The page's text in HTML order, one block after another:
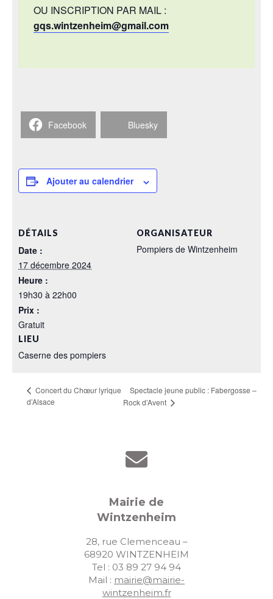
OU INSCRIPTION PAR MAIL :
gqs.wintzenheim@gmail.com
Facebook Bluesky
Ajouter au calendrier
DÉTAILS
Date :
17 décembre 2024
Heure :
19h30 à 22h00
Prix :
Gratuit
LIEU
Caserne des pompiers
ORGANISATEUR
Pompiers de Wintzenheim
Concert du Chœur lyrique
d’Alsace
Spectacle jeune public : Fabergosse –
Rock d’Avent
Mairie de
Wintzenheim
28, rue Clemenceau –
68920 WINTZENHEIM
Tel : 03 89 27 94 94
Mail : mairie@mairie-
wintzenheim.fr